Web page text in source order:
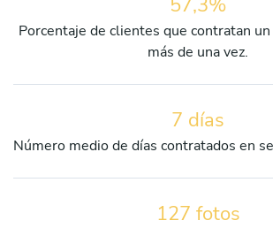
Porcentaje de clientes que contratan
más de una vez.
7 días
Número medio de días contratados en
127 fotos